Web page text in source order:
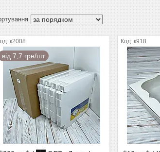
к2008
від 7,7 грн/шт
к918